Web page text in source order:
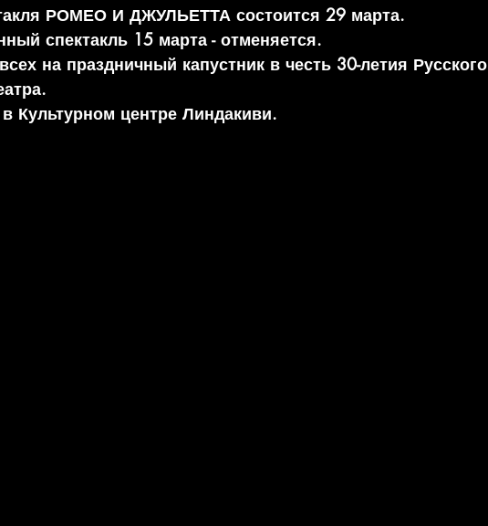
РОМЕО И ДЖУЛЬЕТТА состоится 29 марта.
спектакль 15 марта - отменяется.
на праздничный капустник в честь 30-летия Русского
Культурном центре Линдакиви.